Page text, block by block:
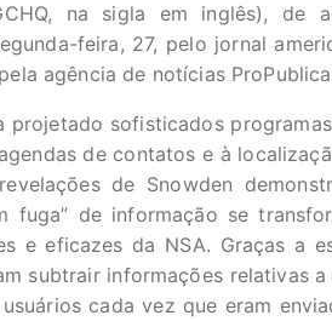
na sigla em inglês), de
feira, 27, pelo jornal
agência de notícias
projetado sofisticados
de contatos e à
de Snowden
fuga” de informação se
e eficazes da NSA. Graças a
subtrair informações relativas
cada vez que eram